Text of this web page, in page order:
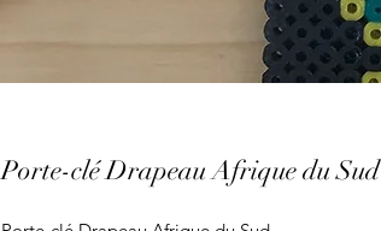
Porte-clé Drapeau Afrique du Sud